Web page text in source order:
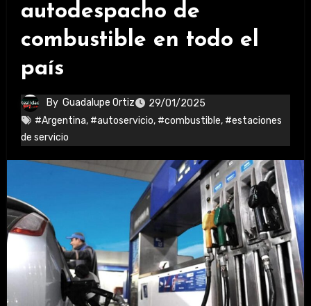
autodespacho de
combustible en todo el
país
By Guadalupe Ortiz
29/01/2025
#Argentina, #autoservicio, #combustible, #estaciones
de servicio